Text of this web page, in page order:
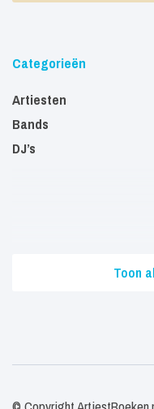
Categorieën
Artiesten
Bands
DJ’s
Toon